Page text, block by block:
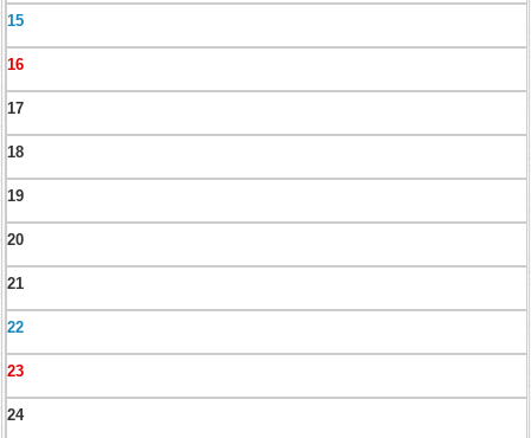
15
16
17
18
19
20
21
22
23
24